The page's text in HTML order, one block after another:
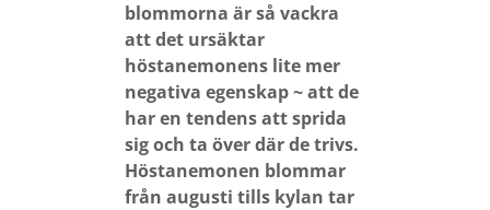
blommorna är så vackra
att det ursäktar
höstanemonens lite mer
negativa egenskap ~ att de
har en tendens att sprida
sig och ta över där de trivs.
Höstanemonen blommar
från augusti tills kylan tar